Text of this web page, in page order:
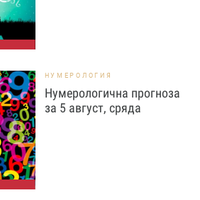
НУМЕРОЛОГИЯ
Нумерологична прогноза
за 5 август, сряда